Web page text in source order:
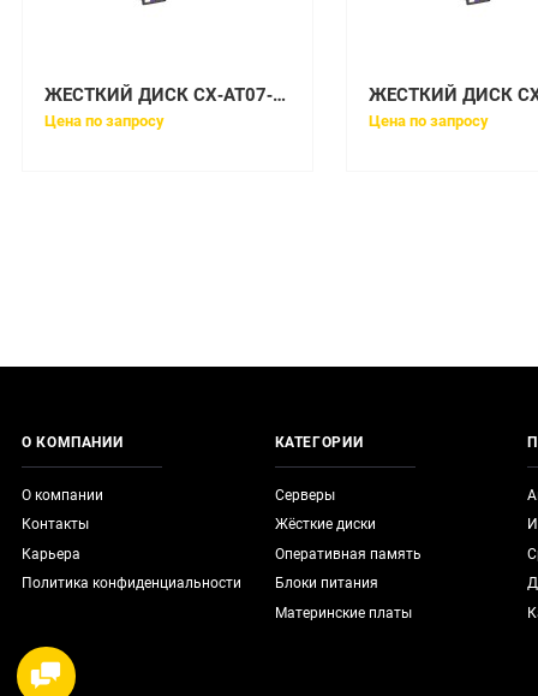
ЖЕСТКИЙ ДИСК CX‐AT07‐500U EMC CLARIION 500GB 7200RPM SATA II UPG
Цена по запросу Цена по запросу
О КОМПАНИИ
О компании
Контакты
Карьера
Политика конфиденциальности
КАТЕГОРИИ
Серверы
Жёсткие диски
Оперативная память
Блоки питания
Материнские платы